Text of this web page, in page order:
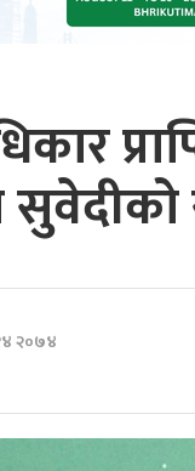
२०७४